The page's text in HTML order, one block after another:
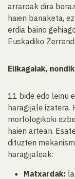
arraroak dira
haien banaketa,
erdia baino
Euskadiko
Elikagaiak,
11 bide edo leinu
haragijale izatera.
morfologikoki
haien artean.
dituzten
haragijaleak:
Matxardak: